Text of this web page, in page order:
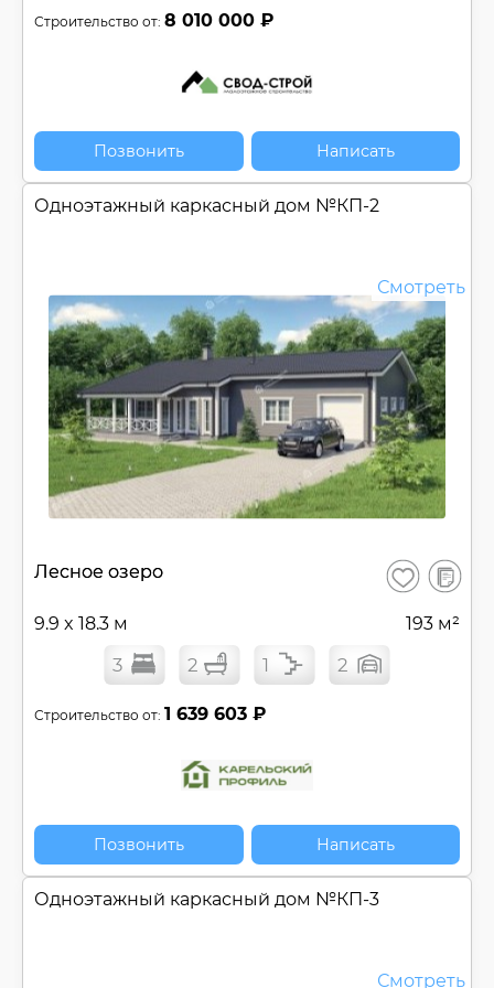
Строительство от: 8 010 000 ₽
Позвонить Написать
Одноэтажный каркасный дом №КП-2
Смотреть
Лесное озеро Сохранить
В
9.9 x 18.3 м 193 м²
3 2 1 2
Строительство от: 1 639 603 ₽
Позвонить Написать
Одноэтажный каркасный дом №КП-3
Смотреть